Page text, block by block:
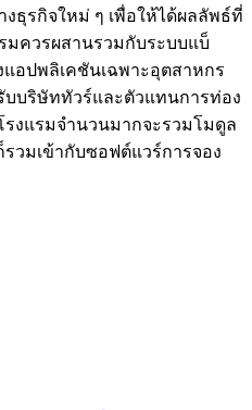
ธุรกิจใหม่ ๆ เพื่อให้ได้ผลลัพธ์ที่
มควรผสานรวมกับระบบแบ็
อปพลิเคชันเฉพาะอุตสาหกร
บริษัททัวร์และตัวแทนการท่อง
งแรมจำนวนมากจะรวมโมดูล
วมเข้ากับซอฟต์แวร์การจอง